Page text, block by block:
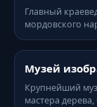
Главный
мордовского
Музей
Крупнейший
мастера